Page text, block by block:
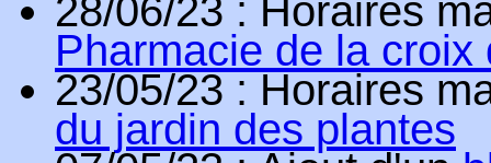
28/06/23 : Horaires
Pharmacie de la croix
23/05/23 : Horaires
du jardin des plantes